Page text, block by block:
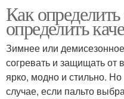
Как
определить
Зимнее или
согревать и защищать от
ярко, модно и стильно.
случае, если пальто